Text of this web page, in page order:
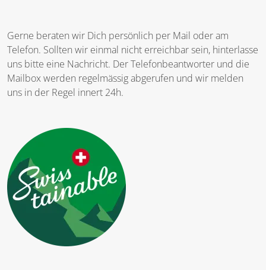
Gerne beraten wir Dich persönlich per Mail oder am
Telefon. Sollten wir einmal nicht erreichbar sein, hinterlasse
uns bitte eine Nachricht. Der Telefonbeantworter und die
Mailbox werden regelmässig abgerufen und wir melden
uns in der Regel innert 24h.